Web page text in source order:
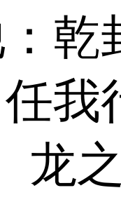
乾
我
龙